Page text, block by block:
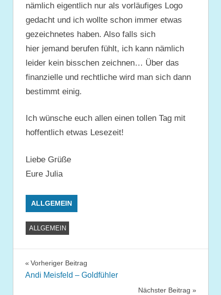
nämlich eigentlich nur als vorläufiges Logo
gedacht und ich wollte schon immer etwas
gezeichnetes haben. Also falls sich
hier jemand berufen fühlt, ich kann nämlich
leider kein bisschen zeichnen… Über das
finanzielle und rechtliche wird man sich dann
bestimmt einig.
Ich wünsche euch allen einen tollen Tag mit
hoffentlich etwas Lesezeit!
Liebe Grüße
Eure Julia
ALLGEMEIN
ALLGEMEIN
Beitragsnavigation
Vorheriger Beitrag
Andi Meisfeld – Goldfühler
Nächster Beitrag